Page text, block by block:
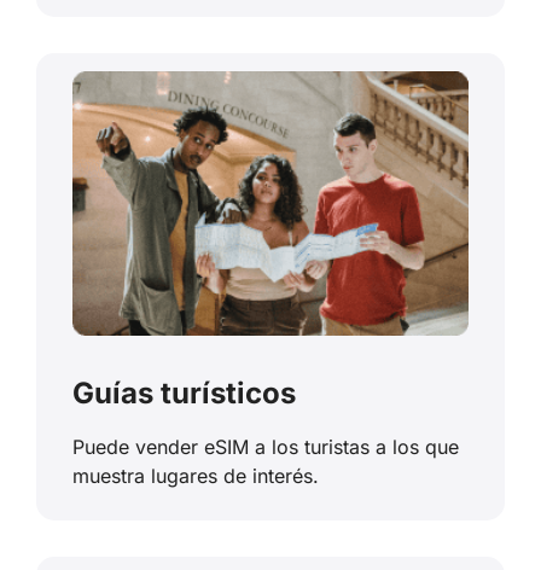
Guías turísticos
Puede vender eSIM a los turistas a los que
muestra lugares de interés.